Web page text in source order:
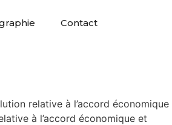
Contact
relative à l’accord économique
à l’accord économique et